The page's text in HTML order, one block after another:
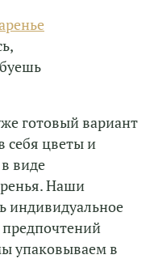
готовый вариант
себя цветы и
виде
Наши
индивидуальное
упаковываем в